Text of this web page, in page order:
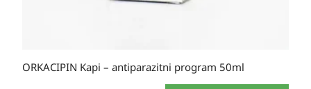
ORKACIPIN Kapi – antiparazitni program 50ml